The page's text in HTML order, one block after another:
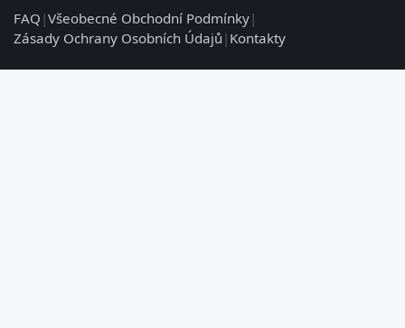
FAQ |Všeobecné Obchodní Podmínky|
Zásady Ochrany Osobních Údajů | Kontakty